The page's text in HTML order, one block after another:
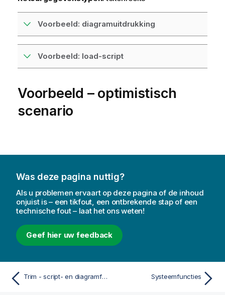
Voorbeeld: diagramuitdrukking
Voorbeeld: load-script
Voorbeeld – optimistisch
scenario
Was deze pagina nuttig?
Als u problemen ervaart op deze pagina of de inhoud
onjuist is – een tikfout, een ontbrekende stap of een
technische fout – laat het ons weten!
Geef hier uw feedback
Trim - script- en diagramfunctie Systeemfuncties